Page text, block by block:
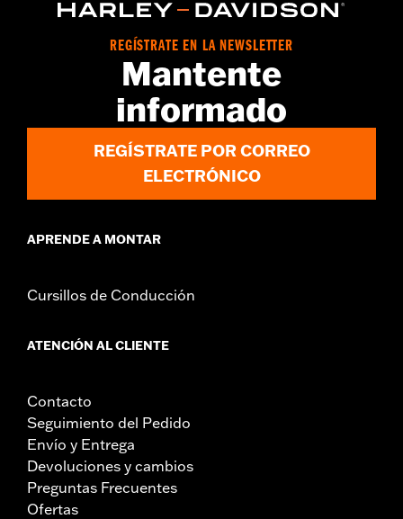
Se vende por unidades:Cada una
REGÍSTRATE EN LA NEWSLETTER
Mantente
informado
REGÍSTRATE POR CORREO
ELECTRÓNICO
APRENDE A MONTAR
Cursillos de Conducción
ATENCIÓN AL CLIENTE
Contacto
Seguimiento del Pedido
Envío y Entrega
Devoluciones y cambios
Preguntas Frecuentes
Ofertas